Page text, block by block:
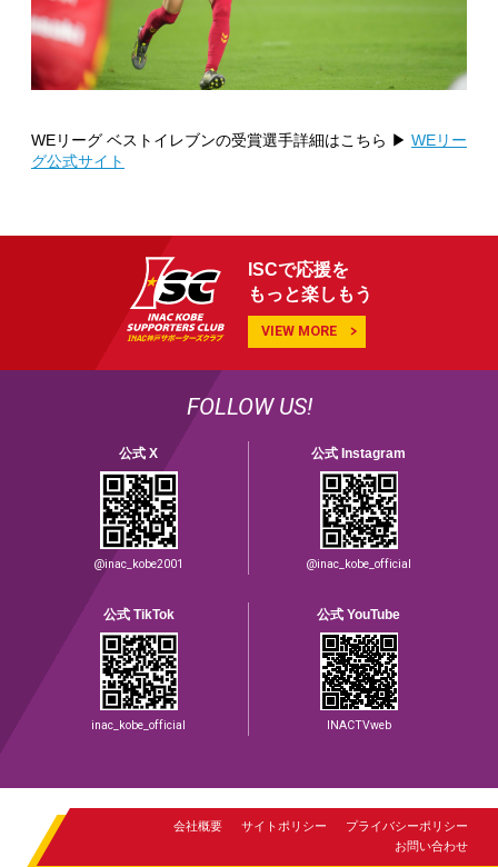
WEリーグ ベストイレブンの受賞選手詳細はこちら ▶ WEリー
グ公式サイト
ISCで応援を
もっと楽しもう
VIEW MORE
FOLLOW US!
公式 X
@inac_kobe2001
公式 Instagram
@inac_kobe_official
公式 TikTok
inac_kobe_official
公式 YouTube
INACTVweb
会社概要 サイトポリシー
プライバシーポリシー
お問い合わせ